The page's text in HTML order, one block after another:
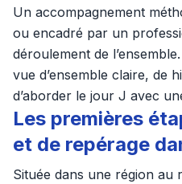
Un accompagnement
ou encadré par un
déroulement de
vue d’ensemble claire, de
d’aborder le jour J avec
Les premières
et de repérage
Située dans une région au